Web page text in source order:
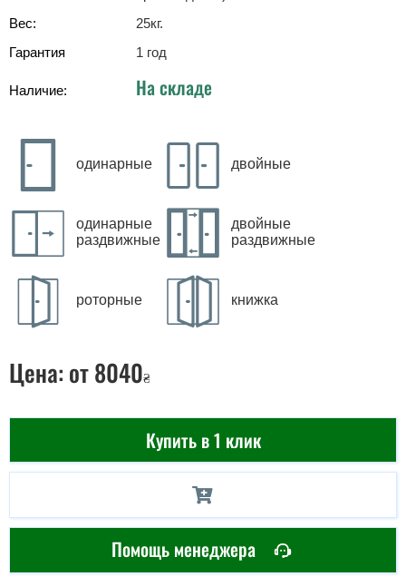
Вес:
25кг.
Гарантия
1 год
Наличие: На складе
одинарные двойные
одинарные
раздвижные
двойные
раздвижные
роторные книжка
Цена: от 8040₴
Купить в 1 клик
Помощь менеджера